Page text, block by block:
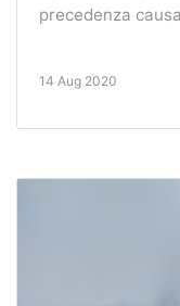
precedenza
14 Aug 2020